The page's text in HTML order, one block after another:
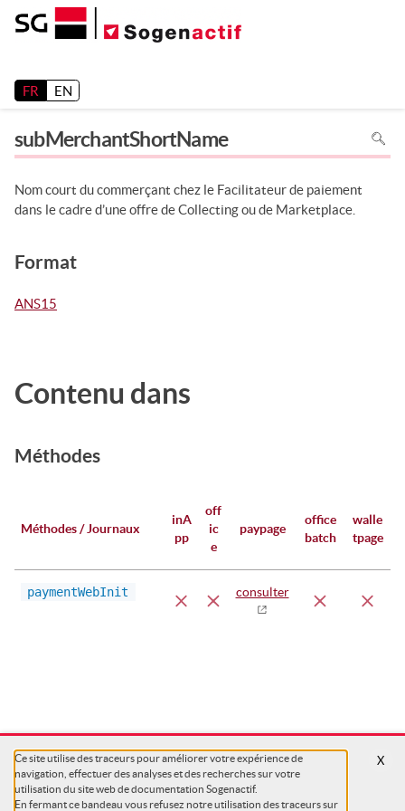
FR EN
subMerchantShortName
Pour
la
Nom court du commerçant chez le Facilitateur de paiement
dans le cadre d’une offre de Collecting ou de Marketplace.
Format
ANS15
Contenu dans
Méthodes
Méthodes / Journaux
inA
pp
off
ic
e
paypage
office
batch
walle
tpage
paymentWebInit consulter
Ce site utilise des traceurs pour améliorer votre expérience de
navigation, effectuer des analyses et des recherches sur votre
utilisation du site web de documentation Sogenactif.
En fermant ce bandeau vous refusez notre utilisation des traceurs sur
X